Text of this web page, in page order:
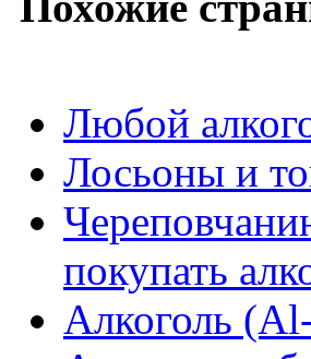
Любой
Лосьоны и
покупать
Алкоголь